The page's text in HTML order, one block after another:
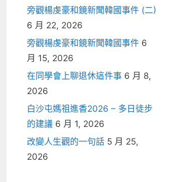
旁觀楊虔豪和鏡新聞韓國事件 (二)
6 月 22, 2026
旁觀楊虔豪和鏡新聞韓國事件 6
月 15, 2026
在同學會上聊退休這件事 6 月 8,
2026
白沙屯媽祖進香2026 – 多日徒步
的建議 6 月 1, 2026
改變人生觀的一句話 5 月 25,
2026